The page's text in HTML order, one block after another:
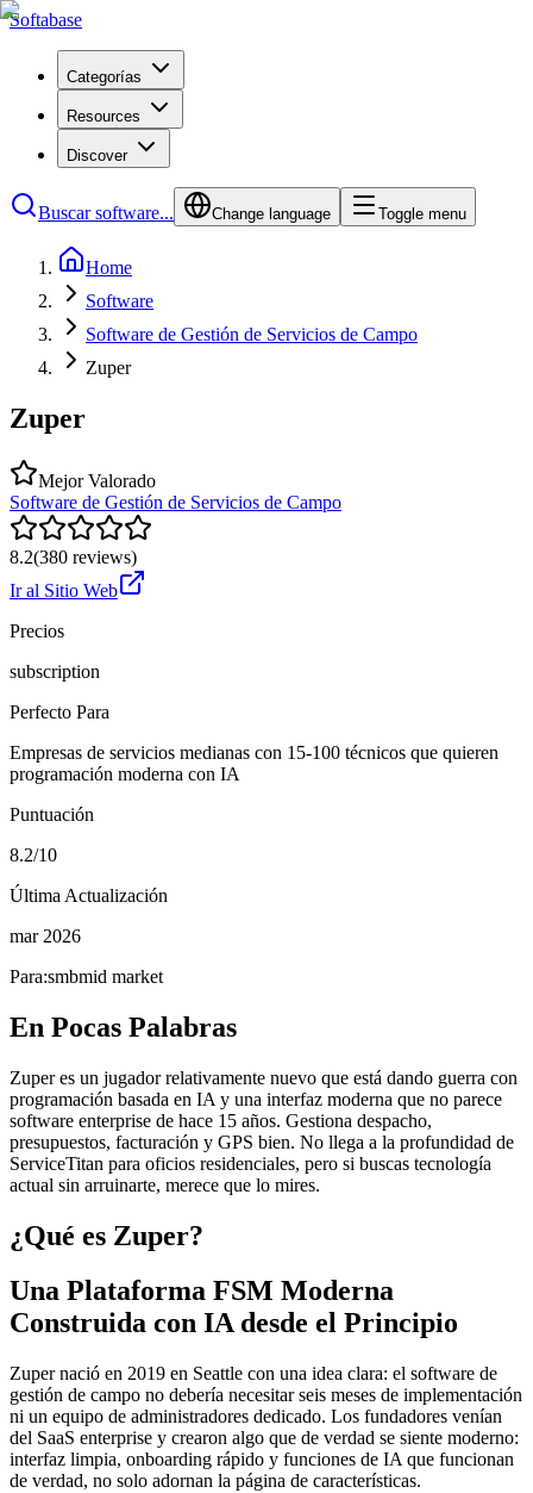
Softabase
Categorías
Resources
Discover
Buscar software... Change language Toggle menu
Home
Software
Software de Gestión de Servicios de Campo
Zuper
Zuper
Mejor Valorado
Software de Gestión de Servicios de Campo
8.2(380 reviews)
Ir al Sitio Web
Precios
subscription
Perfecto Para
Empresas de servicios medianas con 15-100 técnicos que quieren
programación moderna con IA
Puntuación
8.2/10
Última Actualización
mar 2026
Para:smbmid market
En Pocas Palabras
Zuper es un jugador relativamente nuevo que está dando guerra con
programación basada en IA y una interfaz moderna que no parece
software enterprise de hace 15 años. Gestiona despacho,
presupuestos, facturación y GPS bien. No llega a la profundidad de
ServiceTitan para oficios residenciales, pero si buscas tecnología
actual sin arruinarte, merece que lo mires.
¿Qué es Zuper?
Una Plataforma FSM Moderna
Construida con IA desde el Principio
Zuper nació en 2019 en Seattle con una idea clara: el software de
gestión de campo no debería necesitar seis meses de implementación
ni un equipo de administradores dedicado. Los fundadores venían
del SaaS enterprise y crearon algo que de verdad se siente moderno:
interfaz limpia, onboarding rápido y funciones de IA que funcionan
de verdad, no solo adornan la página de características.